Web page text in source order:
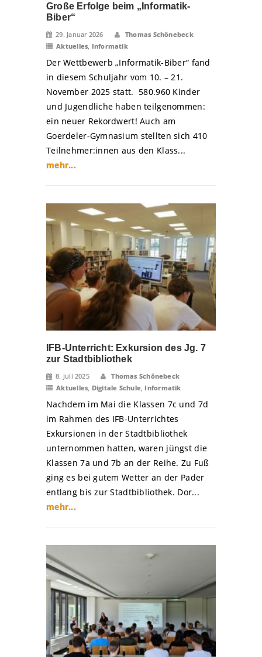
Große Erfolge beim „Informatik-
Biber“
29. Januar 2026
Thomas Schönebeck
Aktuelles Informatik
Der Wettbewerb „Informatik-Biber“ fand
in diesem Schuljahr vom 10. – 21.
November 2025 statt. 580.960 Kinder
und Jugendliche haben teilgenommen:
ein neuer Rekordwert! Auch am
Goerdeler-Gymnasium stellten sich 410
Teilnehmer:innen aus den Klass...
mehr...
IFB-Unterricht: Exkursion des Jg. 7
zur Stadtbibliothek
8. Juli 2025
Thomas Schönebeck
Aktuelles Digitale Schule Informatik
Nachdem im Mai die Klassen 7c und 7d
im Rahmen des IFB-Unterrichtes
Exkursionen in der Stadtbibliothek
unternommen hatten, waren jüngst die
Klassen 7a und 7b an der Reihe. Zu Fuß
ging es bei gutem Wetter an der Pader
entlang bis zur Stadtbibliothek. Dor...
mehr...